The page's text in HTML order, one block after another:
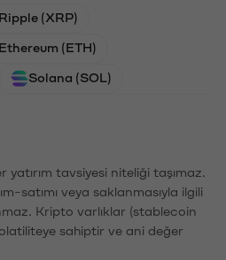
Ripple (XRP)
Ethereum (ETH)
Solana (SOL)
tavsiyesi niteliği taşımaz.
satımı veya saklanmasıyla ilgili
Kripto varlıklar (stablecoin
sahiptir ve ani değer